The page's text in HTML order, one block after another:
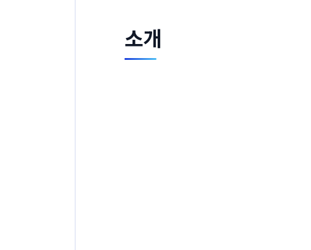
소개